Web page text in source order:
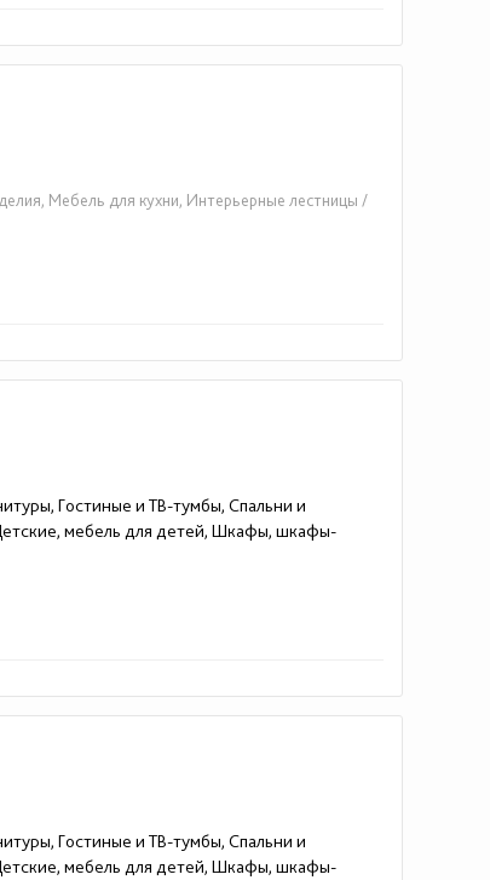
Мебель для кухни, Интерьерные лестницы /
Гостиные и ТВ-тумбы, Спальни и
мебель для детей, Шкафы, шкафы-
Гостиные и ТВ-тумбы, Спальни и
мебель для детей, Шкафы, шкафы-